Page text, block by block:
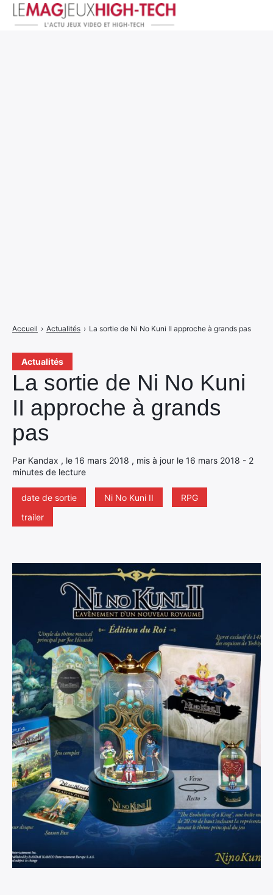
Actualités
La sortie de Ni No Kuni
II approche à grands
pas
Par Kandax , le 16 mars 2018 , mis à jour le 16 mars 2018 - 2
minutes de lecture
date de sortie Ni No Kuni II
RPG
trailer
Accueil › Actualités › La sortie de Ni No Kuni II approche à grands pas